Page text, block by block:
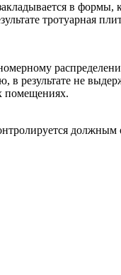
в
тротуарная
результате не
помещениях.